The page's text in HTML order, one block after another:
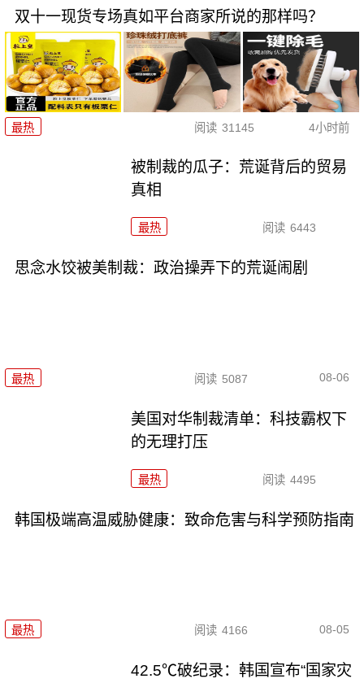
双十一现货专场真如平台商家所说的那样吗？
最热 阅读 31145 4小时前
被制裁的瓜子：荒诞背后的贸易
真相
最热 阅读 6443
思念水饺被美制裁：政治操弄下的荒诞闹剧
最热 阅读 5087 08-06
美国对华制裁清单：科技霸权下
的无理打压
最热 阅读 4495
韩国极端高温威胁健康：致命危害与科学预防指南
最热 阅读 4166 08-05
42.5℃破纪录：韩国宣布“国家灾